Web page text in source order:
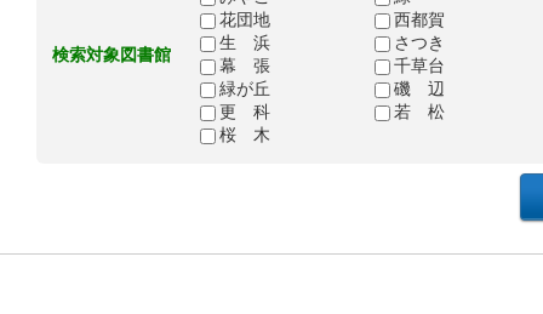
検索対象図書館
花団地
西都賀
生 浜
さつき
幕 張
千草台
緑が丘
磯 辺
更 科
若 松
桜 木